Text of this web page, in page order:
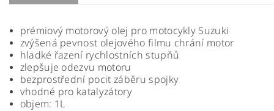
prémiový motorový olej pro motocykly Suzuki
zvýšená pevnost olejového filmu chrání motor
hladké řazení rychlostních stupňů
zlepšuje odezvu motoru
bezprostřední pocit záběru spojky
vhodné pro katalyzátory
objem: 1L